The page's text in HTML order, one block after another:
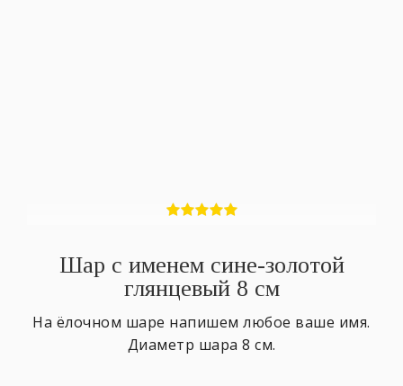
Шар с именем сине-золотой
глянцевый 8 см
На ёлочном шаре напишем любое ваше имя.
Диаметр шара 8 см.